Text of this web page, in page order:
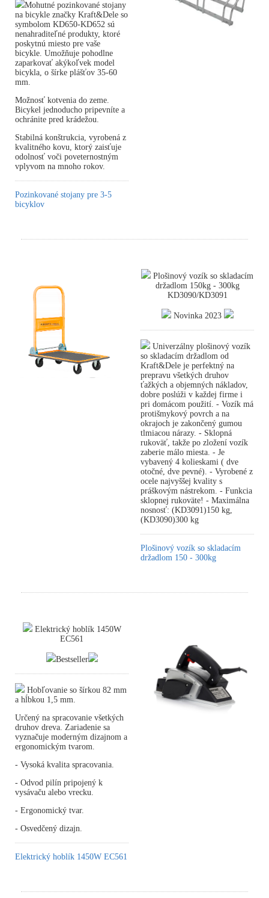
Mohutné pozinkované stojany
na bicykle značky Kraft&Dele so
symbolom KD650-KD652 sú
nenahraditeľné produkty, ktoré
poskytnú miesto pre vaše
bicykle. Umožňuje pohodlne
zaparkovať akýkoľvek model
bicykla, o šírke plášťov 35-60
mm.
Možnosť kotvenia do zeme.
Bicykel jednoducho pripevníte a
ochránite pred krádežou.
Stabilná konštrukcia, vyrobená z
kvalitného kovu, ktorý zaisťuje
odolnosť voči poveternostným
vplyvom na mnoho rokov.
Pozinkované stojany pre 3-5
bicyklov
Plošinový vozík so skladacím
držadlom 150kg - 300kg
KD3090/KD3091
Novinka 2023
Univerzálny plošinový vozík
so skladacím držadlom od
Kraft&Dele je perfektný na
prepravu všetkých druhov
ťažkých a objemných nákladov,
dobre poslúži v každej firme i
pri domácom použití. - Vozík má
protišmykový povrch a na
okrajoch je zakončený gumou
tlmiacou nárazy. - Sklopná
rukoväť, takže po zložení vozík
zaberie málo miesta. - Je
vybavený 4 kolieskami ( dve
otočné, dve pevné). - Vyrobené z
ocele najvyššej kvality s
práškovým nástrekom. - Funkcia
sklopnej rukoväte! - Maximálna
nosnosť: (KD3091)150 kg,
(KD3090)300 kg
Plošinový vozík so skladacím
držadlom 150 - 300kg
Elektrický hoblík 1450W
EC561
Bestseller
Hobľovanie so šírkou 82 mm
a hĺbkou 1,5 mm.
Určený na spracovanie všetkých
druhov dreva. Zariadenie sa
vyznačuje moderným dizajnom a
ergonomickým tvarom.
- Vysoká kvalita spracovania.
- Odvod pilín pripojený k
vysávaču alebo vrecku.
- Ergonomický tvar.
- Osvedčený dizajn.
Elektrický hoblík 1450W EC561